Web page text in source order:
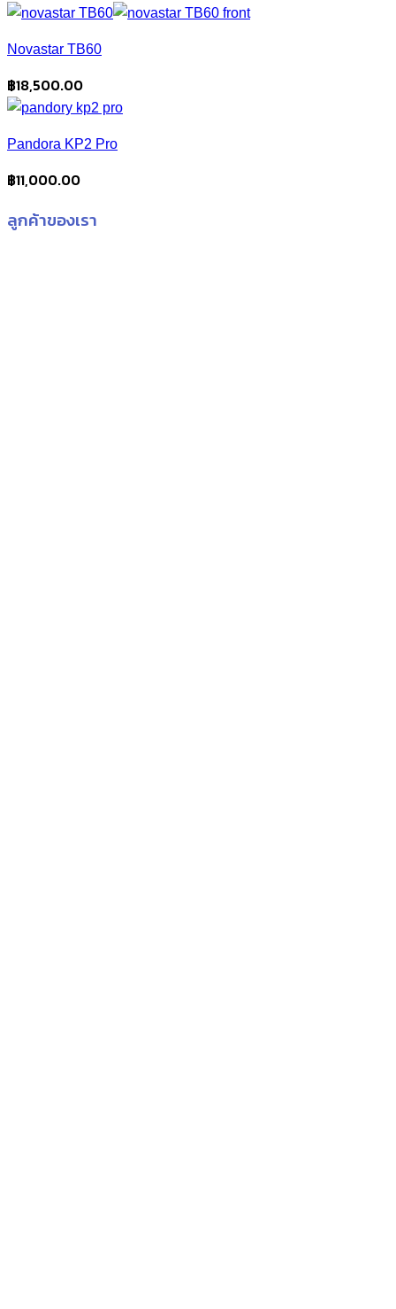
Novastar TB60
฿18,500.00
Pandora KP2 Pro
฿11,000.00
ลูกค้าของเรา